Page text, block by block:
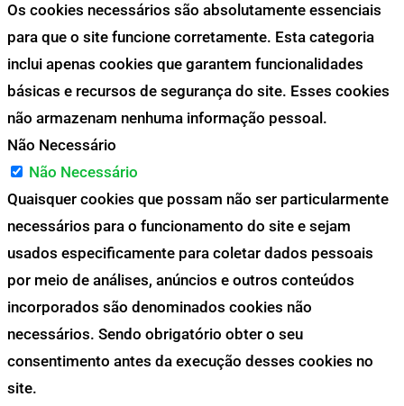
Os cookies necessários são absolutamente essenciais
para que o site funcione corretamente. Esta categoria
inclui apenas cookies que garantem funcionalidades
básicas e recursos de segurança do site. Esses cookies
não armazenam nenhuma informação pessoal.
Não Necessário
Não Necessário
Quaisquer cookies que possam não ser particularmente
necessários para o funcionamento do site e sejam
usados especificamente para coletar dados pessoais
por meio de análises, anúncios e outros conteúdos
incorporados são denominados cookies não
necessários. Sendo obrigatório obter o seu
consentimento antes da execução desses cookies no
site.